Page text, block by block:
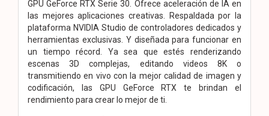
GPU GeForce RTX Serie 30. Ofrece aceleración de IA en
las mejores aplicaciones creativas. Respaldada por la
plataforma NVIDIA Studio de controladores dedicados y
herramientas exclusivas. Y diseñada para funcionar en
un tiempo récord. Ya sea que estés renderizando
escenas 3D complejas, editando videos 8K o
transmitiendo en vivo con la mejor calidad de imagen y
codificación, las GPU GeForce RTX te brindan el
rendimiento para crear lo mejor de ti.